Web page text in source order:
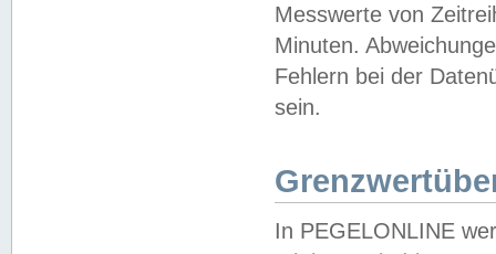
Messwerte von
Minuten.
Fehlern bei der
sein.
In PEGELONLINE